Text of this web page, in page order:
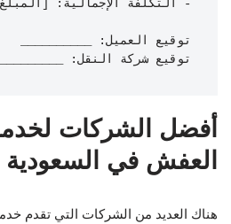
توقيع شركة النقل:
أفضل الشركات
العفش في السعودية
هناك العديد من الشركات التي تقدم